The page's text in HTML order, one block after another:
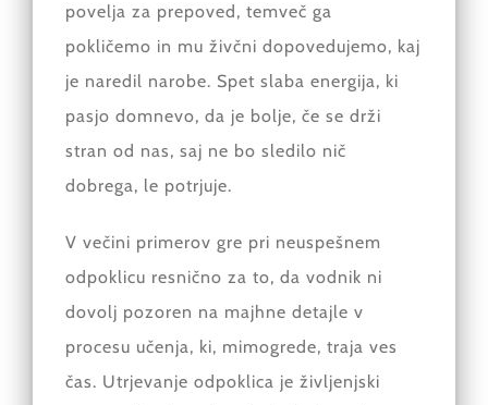
povelja za prepoved, temveč ga
pokličemo in mu živčni dopovedujemo, kaj
je naredil narobe. Spet slaba energija, ki
pasjo domnevo, da je bolje, če se drži
stran od nas, saj ne bo sledilo nič
dobrega, le potrjuje.
V večini primerov gre pri neuspešnem
odpoklicu resnično za to, da vodnik ni
dovolj pozoren na majhne detajle v
procesu učenja, ki, mimogrede, traja ves
čas. Utrjevanje odpoklica je življenjski